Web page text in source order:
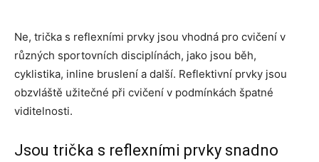
Ne, trička s reflexními prvky jsou vhodná pro cvičení v
různých sportovních disciplínách, jako jsou běh,
cyklistika, inline bruslení a další. Reflektivní prvky jsou
obzvláště užitečné při cvičení v podmínkách špatné
viditelnosti.
Jsou trička s reflexními prvky snadno